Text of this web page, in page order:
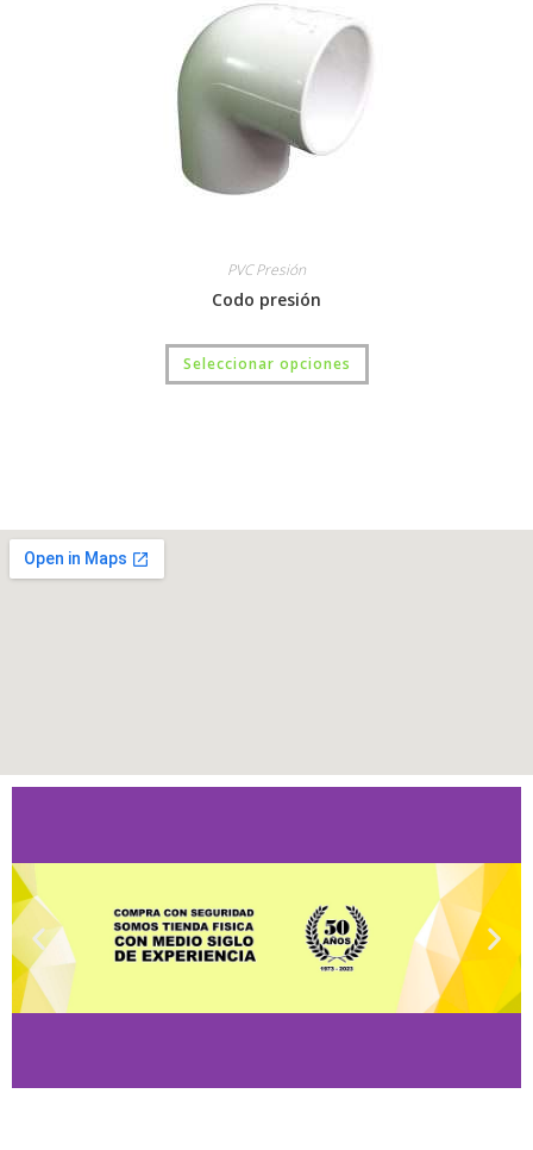
PVC Presión
Codo presión
Seleccionar opciones